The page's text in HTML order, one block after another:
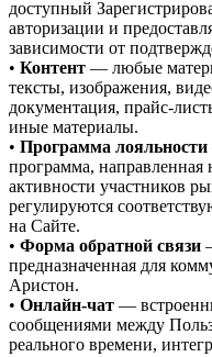
доступный
авторизации и
зависимости от
• Контент — любые
тексты, изображения,
документация, прайс-
иные материалы.
• Программа лояльности
программа,
активности участников
регулируются
на Сайте.
• Форма обратной связи
предназначенная для
Аристон.
• Онлайн-чат —
сообщениями между
реального времени,